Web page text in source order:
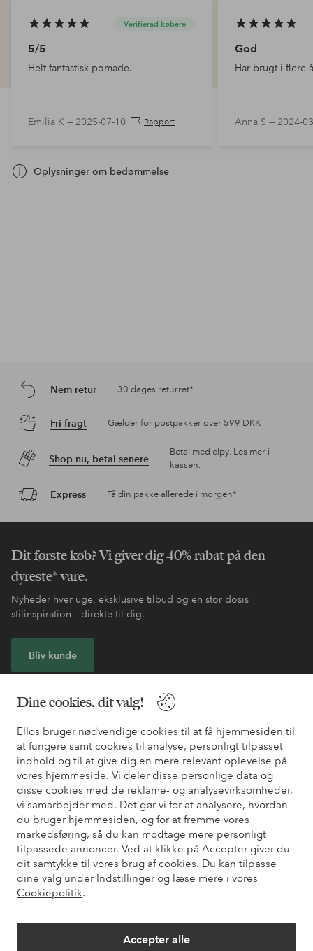
Dine cookies, dit valg!
Ellos bruger nødvendige cookies til at få hjemmesiden til
at fungere samt cookies til analyse, personligt tilpasset
indhold og til at give dig en mere relevant oplevelse på
vores hjemmeside. Vi deler disse personlige data og
disse cookies med de reklame- og analysevirksomheder,
vi samarbejder med. Det gør vi for at analysere, hvordan
du bruger hjemmesiden, og for at fremme vores
markedsføring, så du kan modtage mere personligt
tilpassede annoncer. Ved at klikke på Accepter giver du
dit samtykke til vores brug af cookies. Du kan tilpasse
dine valg under Indstillinger og læse mere i vores
Cookiepolitik.
Accepter alle
Verifierad købere
5/5
Helt fantastisk pomade.
Emilia K — 2025-07-10 Rapport
God
Har brugt i flere
Anna S — 2024-
Oplysninger om bedømmelse
Nem retur 30 dages returret*
Fri fragt Gælder for postpakker over 599 DKK
Shop nu, betal senere
Betal med elpy. Les mer i
kassen.
Express Få din pakke allerede i morgen*
Dit første køb? Vi giver dig 40% rabat på den
dyreste* vare.
Nyheder hver uge, eksklusive tilbud og en stor dosis
stilinspiration – direkte til dig.
Bliv kunde
Har du brug for hjælp?
Du kan finde svar på de oftest stillede spørgsmål i vores FAQ.
Du kan også finde oplysninger om, hvordan du kontakter os.
Kundeservice Bestilling Betalingsmåde
Mine sider